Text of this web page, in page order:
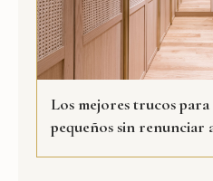
Los mejores trucos
pequeños sin renunciar